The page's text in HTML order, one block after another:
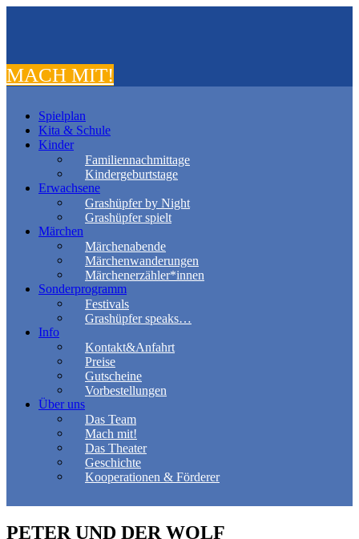
MACH MIT!
Spielplan
Kita & Schule
Kinder
Familiennachmittage
Kindergeburtstage
Erwachsene
Grashüpfer by Night
Grashüpfer spielt
Märchen
Märchenabende
Märchenwanderungen
Märchenerzähler*innen
Sonderprogramm
Festivals
Grashüpfer speaks…
Info
Kontakt&Anfahrt
Preise
Gutscheine
Vorbestellungen
Über uns
Das Team
Mach mit!
Das Theater
Geschichte
Kooperationen & Förderer
PETER UND DER WOLF